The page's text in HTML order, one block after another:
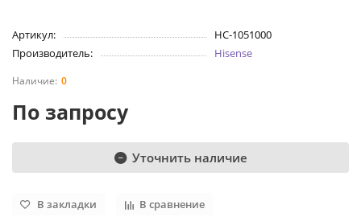
Артикул:
НС-1051000
Производитель:
Hisense
0
По запросу
Уточнить наличие
В закладки В сравнение